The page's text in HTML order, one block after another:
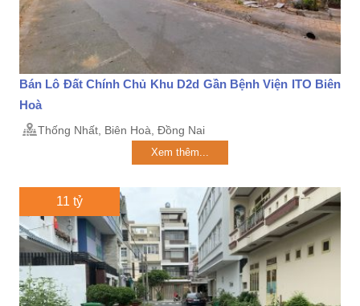
Bán Lô Đất Chính Chủ Khu D2d Gần Bệnh Viện ITO Biên
Hoà
Thống Nhất, Biên Hoà, Đồng Nai
Xem thêm...
11 tỷ